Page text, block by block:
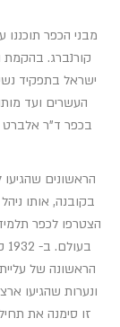
מבני הכפר תוכננו
קורנברג. בהקמת
ישראל בתפקיד
בכפר ד"ר אלברט
הראשונים שהגיעו
בקובנה, אותו
הצטרפו לכפר
ונערות שהגיעו
זו סימנה את